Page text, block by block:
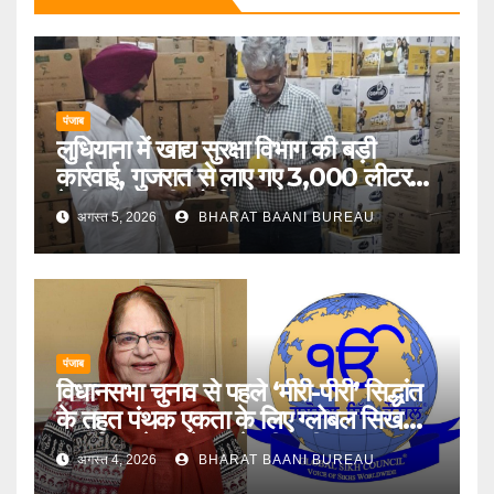
पंजाब
लुधियाना में खाद्य सुरक्षा विभाग की बड़ी
कार्रवाई, गुजरात से लाए गए 3,000 लीटर
देसी गाय के घी को किया जब्त
अगस्त 5, 2026 BHARAT BAANI BUREAU
पंजाब
विधानसभा चुनाव से पहले ‘मीरी-पीरी’ सिद्धांत
के तहत पंथक एकता के लिए ग्लोबल सिख
काउंसिल ने जत्थेदार से की अपील
अगस्त 4, 2026 BHARAT BAANI BUREAU